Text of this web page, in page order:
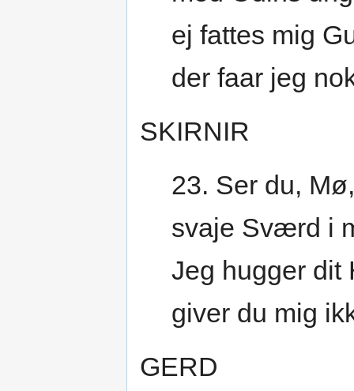
ej fattes mig
der faar jeg
SKIRNIR
23. Ser du,
svaje Sværd i
Jeg hugger dit
giver du mig
GERD